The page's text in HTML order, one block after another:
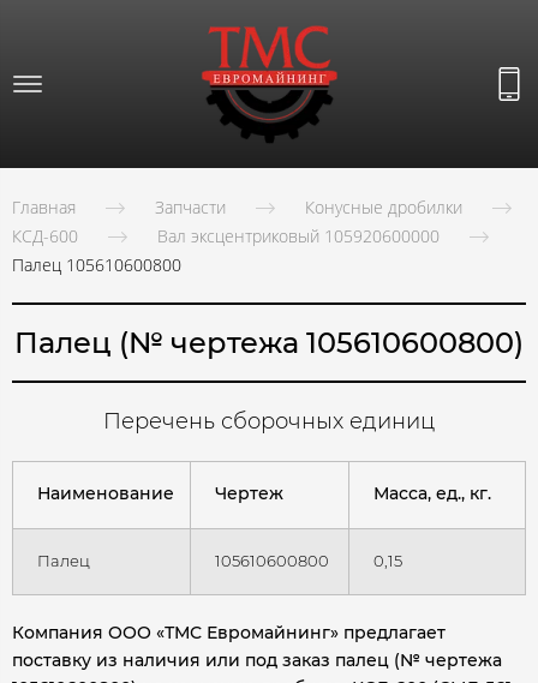
Главная Запчасти
Конусные дробилки
КСД-600
Вал эксцентриковый 105920600000
Палец 105610600800
Палец (№ чертежа 105610600800)
Перечень сборочных единиц
Наименование Чертеж Масса, ед., кг.
Палец 105610600800 0,15
Компания ООО «ТМС Евромайнинг» предлагает
поставку из наличия или под заказ палец (№ чертежа